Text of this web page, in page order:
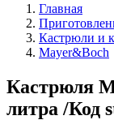
Главная
Кастрюли и
Mayer&Boch
Кастрюля
литра /Код